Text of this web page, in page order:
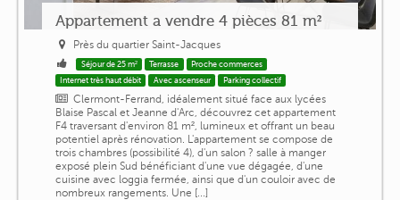
Appartement a vendre 4 pièces 81 m²
Près du quartier Saint-Jacques
Séjour de 25 m² Terrasse
Proche commerces
Internet très haut débit
Avec ascenseur Parking collectif
Clermont-Ferrand, idéalement situé face aux lycées
Blaise Pascal et Jeanne d'Arc, découvrez cet appartement
F4 traversant d'environ 81 m², lumineux et offrant un beau
potentiel après rénovation. L'appartement se compose de
trois chambres (possibilité 4), d'un salon ? salle à manger
exposé plein Sud bénéficiant d'une vue dégagée, d'une
cuisine avec loggia fermée, ainsi que d'un couloir avec de
nombreux rangements. Une [...]